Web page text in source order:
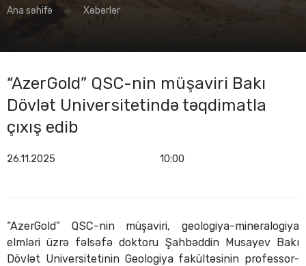
Ana səhifə Xəbərlər
“AzerGold” QSC-nin müşaviri Bakı
Dövlət Universitetində təqdimatla
çıxış edib
26.11.2025 10:00
“AzerGold” QSC-nin müşaviri, geologiya-mineralogiya
elmləri üzrə fəlsəfə doktoru Şahbəddin Musayev Bakı
Dövlət Universitetinin Geologiya fakültəsinin professor-